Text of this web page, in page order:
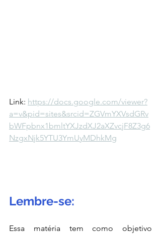
Link: https://docs.google.com/viewer?
a=v&pid=sites&srcid=ZGVmYXVsdGRv
bWFpbnx1bmltYXJzdXJ2aXZvcjF8Z3g6
NzgxNjk5YTU3YmUyMDhkMg
Lembre-se:
Essa matéria tem como objetivo